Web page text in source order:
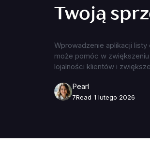
Twoją
Wprowadzenie aplikacji
może pomóc w
lojalności klientów i
Pearl
7Read 1 lutego 2026